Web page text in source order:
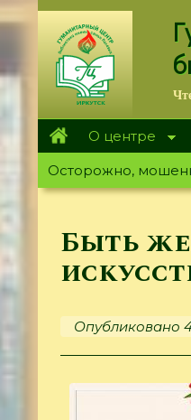
Перейти
к
основному
содержанию
О центре
Осторожно,
Быть
Опубликовано